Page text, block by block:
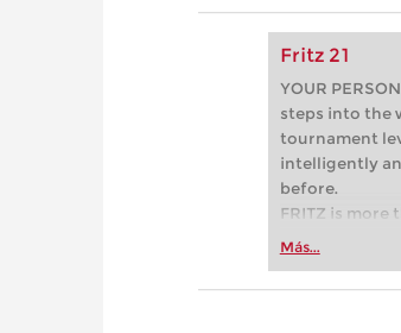
Fritz 21
YOUR
steps into the
tournament
intelligently
before.
FRITZ is more
Whether
more
Más...